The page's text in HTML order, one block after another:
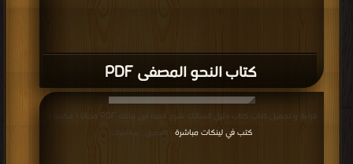
كتاب النحو المصفى PDF
قراءة و تحميل كتاب كتاب دليل السالك شرح ألفية ابن مالك PDF مجانا | مكتبة >
كتب في لينكات مباشرة | التحميل : مرة/مرات